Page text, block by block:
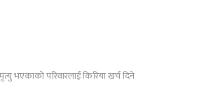
भएकाकाे परिवारलाई किरिया खर्च दिने